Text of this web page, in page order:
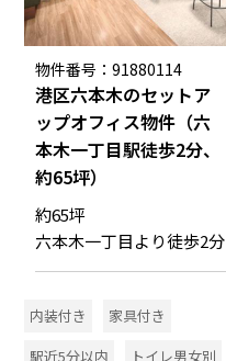
物件番号：91880114
港区六本木のセットア
ップオフィス物件（六
本木一丁目駅徒歩2分、
約65坪）
約65坪
六本木一丁目より徒歩2分
内装付き
家具付き
駅近5分以内
トイレ男女別